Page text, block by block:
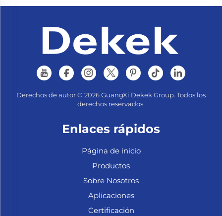
Derechos de autor © 2026 GuangXi Dekek Group. Todos los
derechos reservados.
Enlaces rápidos
Página de inicio
Productos
Sobre Nosotros
Aplicaciones
Certificación